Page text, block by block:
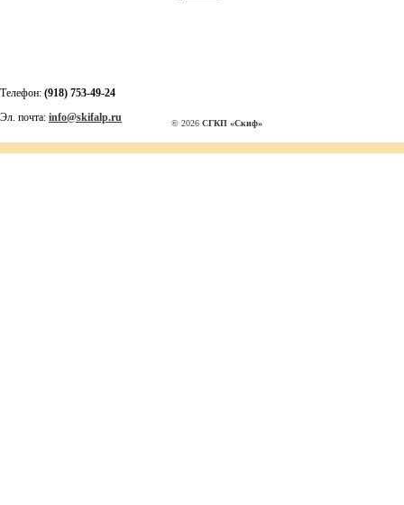
Телефон: (918) 753-49-24
Эл. почта: info@skifalp.ru © 2026 СГКП «Скиф»